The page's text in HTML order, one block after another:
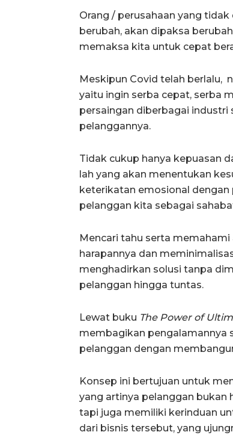
Orang / perusahaan yang
berubah, akan dipaksa
memaksa kita untuk cepat
Meskipun Covid telah berlalu,
yaitu ingin serba cepat, serba
persaingan diberbagai
pelanggannya.
Tidak cukup hanya kepuasan
lah yang akan menentukan
keterikatan emosional
pelanggan kita sebagai
Mencari tahu serta
harapannya dan
menghadirkan solusi tanpa
pelanggan hingga tuntas.
Lewat buku The Power of
membagikan pengalamannya
pelanggan dengan
Konsep ini bertujuan untuk
yang artinya pelanggan bukan
tapi juga memiliki kerinduan
dari bisnis tersebut, yang